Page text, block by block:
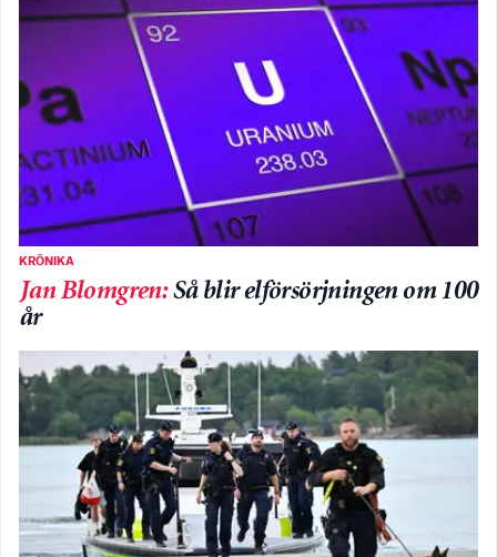
KRÖNIKA
Jan Blomgren:Så blir elförsörjningen om 100
år